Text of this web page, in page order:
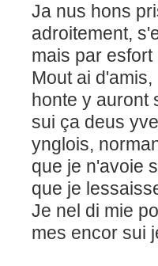
Ja nus hons
adroitement,
mais par
Mout ai
honte y auront
sui ça deus
ynglois,
que je n'avoie
que je
Je nel di mie
mes encor sui